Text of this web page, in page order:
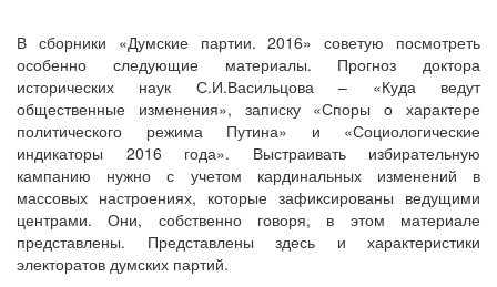
В сборники «Думские партии. 2016» советую посмотреть
особенно следующие материалы. Прогноз доктора
исторических наук С.И.Васильцова – «Куда ведут
общественные изменения», записку «Споры о характере
политического режима Путина» и «Социологические
индикаторы 2016 года». Выстраивать избирательную
кампанию нужно с учетом кардинальных изменений в
массовых настроениях, которые зафиксированы ведущими
центрами. Они, собственно говоря, в этом материале
представлены. Представлены здесь и характеристики
электоратов думских партий.